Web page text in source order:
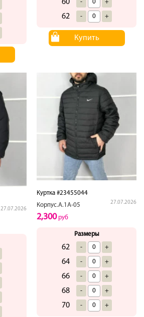
60 - +
62 - +
Купить
27.07.2026
Куртка #23455044
Корпус.А.1А-05
27.07.2026
2,300руб
Размеры
62 - +
64 - +
66 - +
68 - +
70 - +